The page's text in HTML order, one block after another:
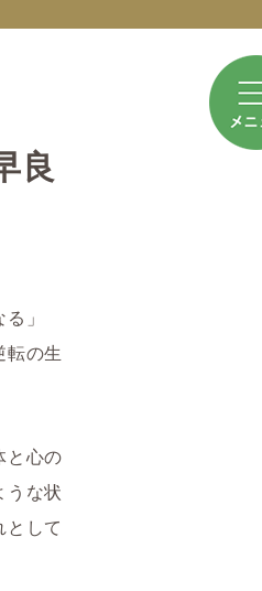
良
」
転の生
と心の
な状
して